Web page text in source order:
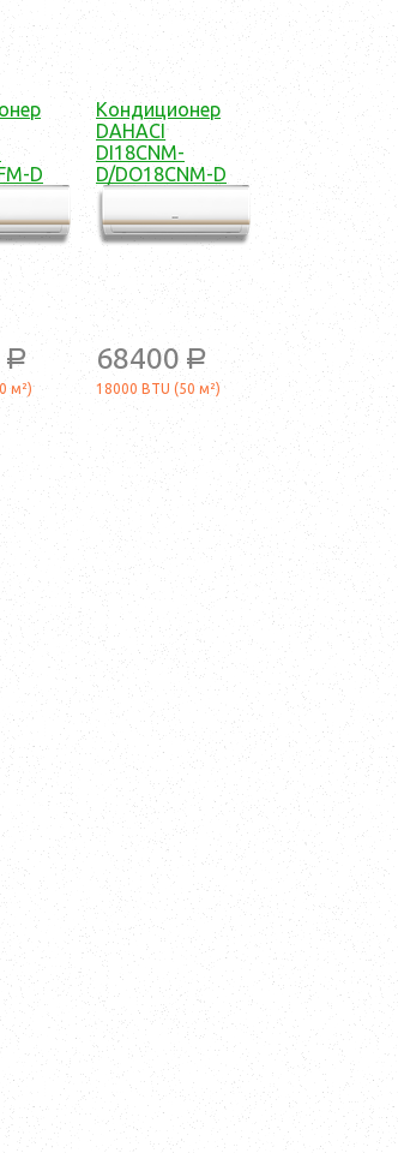
D
a
м²)
Кондиционер
DAHACI
DI18CNM-
D/DO18CNM-D
68400 a
18000 BTU (50 м²)